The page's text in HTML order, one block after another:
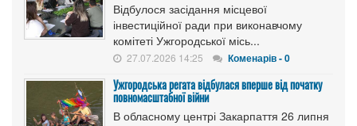
Відбулося засідання місцевої
інвестиційної ради при виконавчому
комітеті Ужгородської місь...
27.07.2026 14:25 Коменарів - 0
Ужгородська регата відбулася вперше від початку
повномасштабної війни
В обласному центрі Закарпаття 26 липня